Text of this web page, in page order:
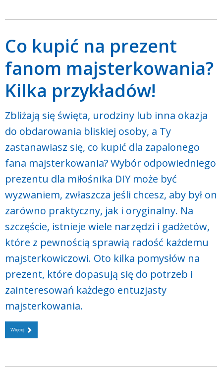
Co kupić na prezent
fanom majsterkowania?
Kilka przykładów!
Zbliżają się święta, urodziny lub inna okazja
do obdarowania bliskiej osoby, a Ty
zastanawiasz się, co kupić dla zapalonego
fana majsterkowania? Wybór odpowiedniego
prezentu dla miłośnika DIY może być
wyzwaniem, zwłaszcza jeśli chcesz, aby był on
zarówno praktyczny, jak i oryginalny. Na
szczęście, istnieje wiele narzędzi i gadżetów,
które z pewnością sprawią radość każdemu
majsterkowiczowi. Oto kilka pomysłów na
prezent, które dopasują się do potrzeb i
zainteresowań każdego entuzjasty
majsterkowania.
Więcej